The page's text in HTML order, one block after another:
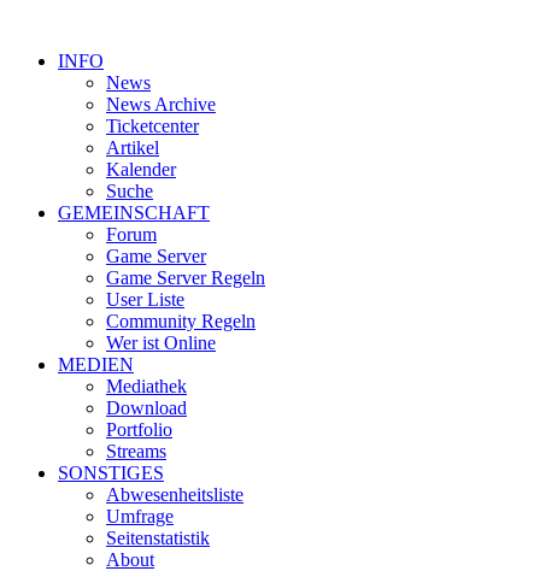
INFO
News
News Archive
Ticketcenter
Artikel
Kalender
Suche
GEMEINSCHAFT
Forum
Game Server
Game Server Regeln
User Liste
Community Regeln
Wer ist Online
MEDIEN
Mediathek
Download
Portfolio
Streams
SONSTIGES
Abwesenheitsliste
Umfrage
Seitenstatistik
About